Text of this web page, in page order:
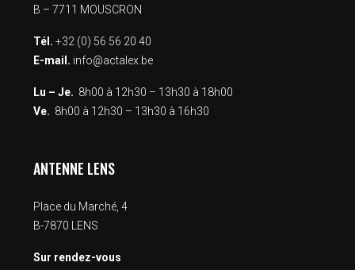
B – 7711 MOUSCRON
Tél. +32 (0) 56 56 20 40
E-mail. info@actalex.be
Lu – Je. 8h00 à 12h30 – 13h30 à 18h00
Ve. 8h00 à 12h30 – 13h30 à 16h30
ANTENNE LENS
Place du Marché, 4
B-7870 LENS
Sur rendez-vous